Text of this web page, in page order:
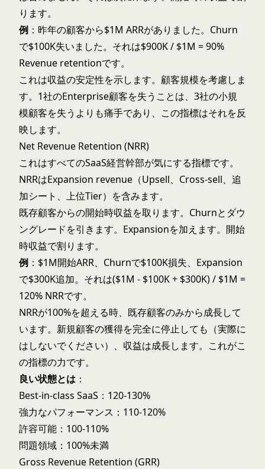
ります。
例 ：昨年の顧客から$1M ARRがありました。Churn
で$100K失いました。それは$900K / $1M = 90%
Revenue retentionです。
これは収益の安定性を示します。顧客規模を考慮しま
す。1社のEnterprise顧客を失うことは、3社の小規
模顧客を失うよりも痛手であり、この指標はそれを反
映します。
Net Revenue Retention (NRR)
これはすべてのSaaS経営幹部が気にする指標です。
NRRはExpansion revenue（Upsell、Cross-sell、追
加シート、上位Tier）を含みます。
既存顧客からの開始時収益を取ります。Churnとダウ
ングレードを引きます。Expansionを加えます。開始
時収益で割ります。
例 ：$1M開始ARR、Churnで$100K損失、Expansion
で$300K追加。それは($1M - $100K + $300K) / $1M =
120% NRRです。
NRRが100%を超える時、既存顧客のみから成長して
います。新規顧客の獲得を完全に停止しても（実際に
はしないでください）、収益は成長します。これがこ
の指標の力です。
良い状態とは ：
Best-in-class SaaS：120-130%
強力なパフォーマンス：110-120%
許容可能：100-110%
問題領域：100%未満
Gross Revenue Retention (GRR)